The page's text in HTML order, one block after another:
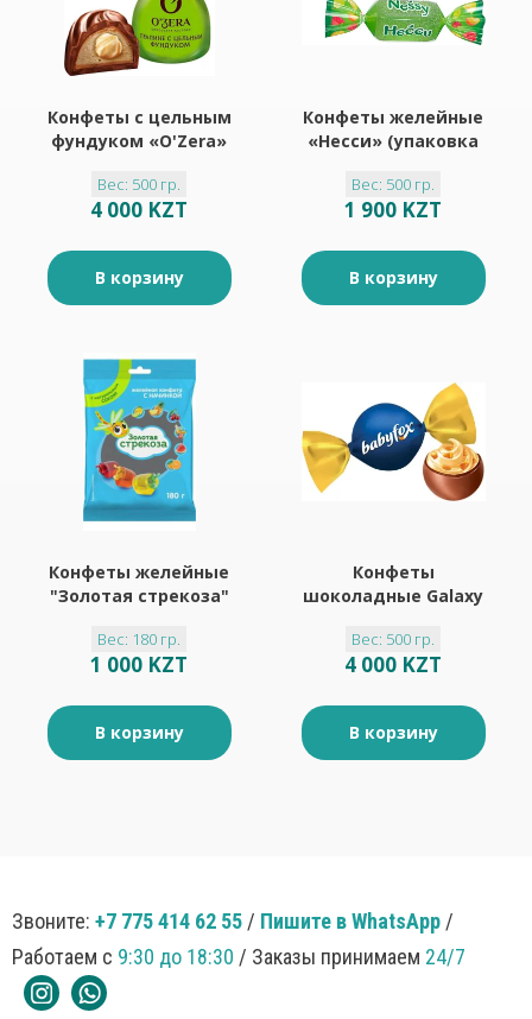
Конфеты с цельным
фундуком «O'Zera»
Вес: 500 гр.
4 000 KZT
В корзину
Конфеты желейные
«Несси» (упаковка
Вес: 500 гр.
1 900 KZT
В корзину
Конфеты желейные
"Золотая стрекоза"
Вес: 180 гр.
1 000 KZT
В корзину
Конфеты
шоколадные Galaxy
карамелью
«BabyFox»
Вес: 500 гр.
4 000 KZT
В корзину
Звоните: +7 775 414 62 55 / Пишите в WhatsApp /
Работаем с 9:30 до 18:30 / Заказы принимаем 24/7